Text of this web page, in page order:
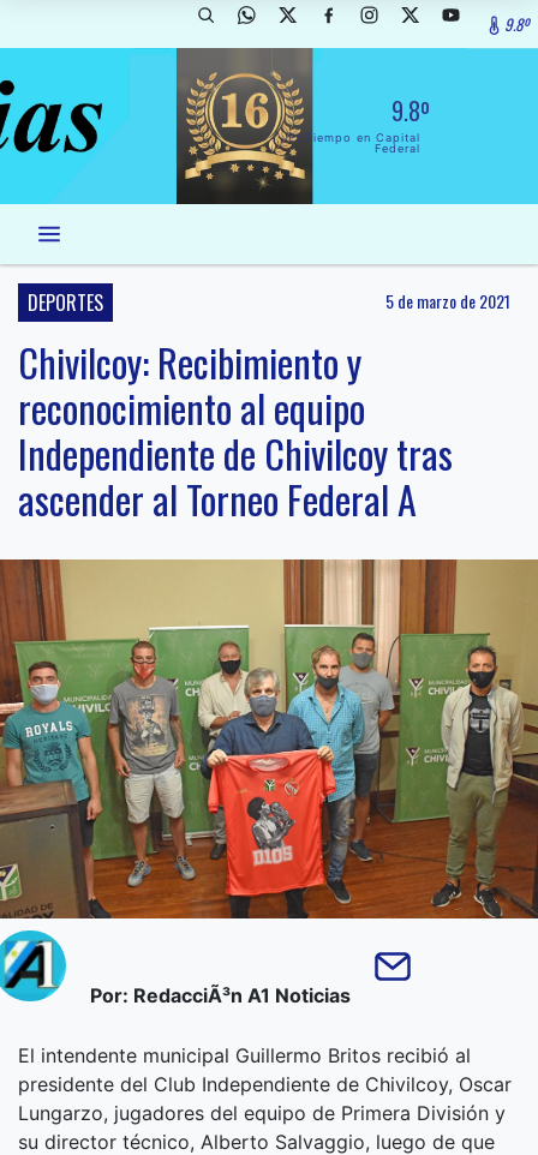
9.8º
9.8º
El Tiempo en Capital
Federal
DEPORTES 5 de marzo de 2021
Chivilcoy: Recibimiento y
reconocimiento al equipo
Independiente de Chivilcoy tras
ascender al Torneo Federal A
Por: RedacciÃ³n A1 Noticias
El intendente municipal Guillermo Britos recibió al
presidente del Club Independiente de Chivilcoy, Oscar
Lungarzo, jugadores del equipo de Primera División y
su director técnico, Alberto Salvaggio, luego de que